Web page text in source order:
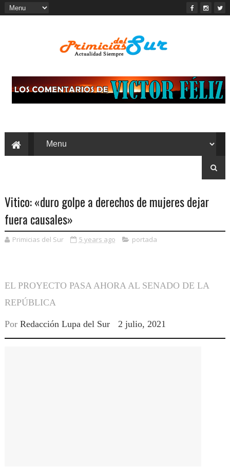
Vitico: «duro golpe a derechos de mujeres dejar
fuera causales»
Primicias del Sur 5 years ago portada
EL PROYECTO PASA AHORA AL SENADO DE LA
REPÚBLICA
Por Redacción Lupa del Sur 2 julio, 2021